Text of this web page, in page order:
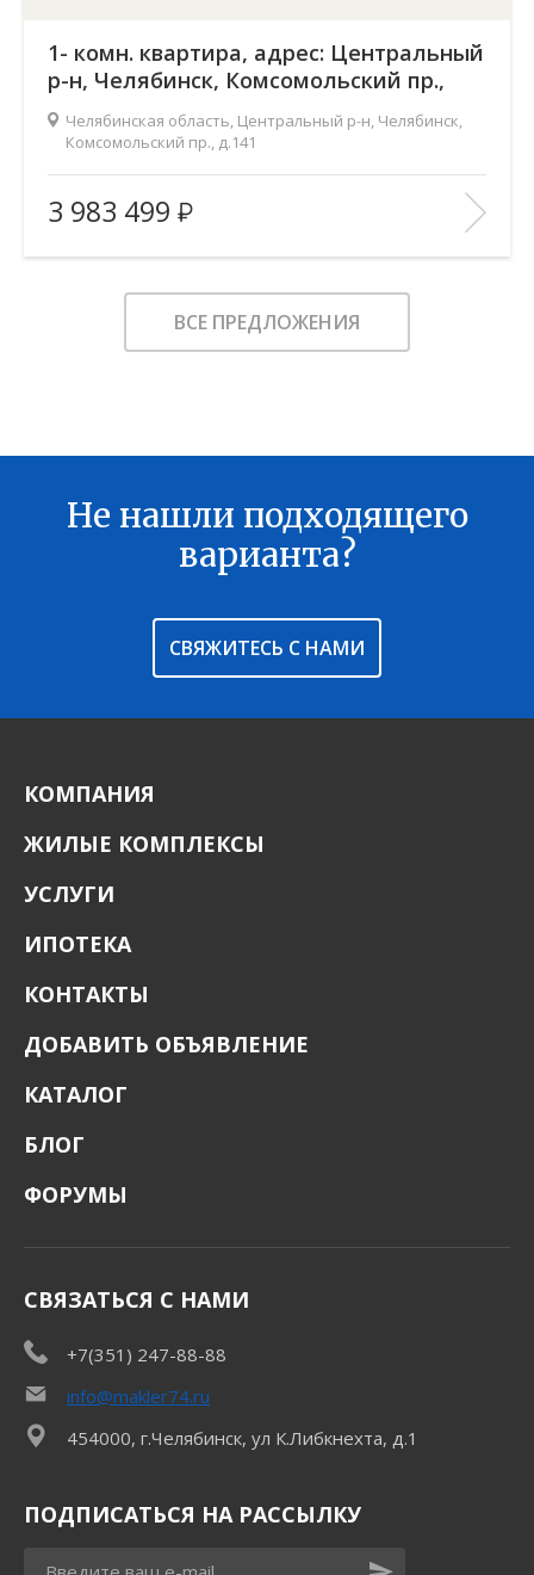
1- комн. квартира, адрес: Центральный
р-н, Челябинск, Комсомольский пр.,
д.141Челябинская область, Центральный р-н, Челябинск,
Комсомольский пр., д.141
Жилой комплекс:
Ньютон
Количество комнат:
1
Общая площадь:
50.7 м
В ИЗБРАННОЕ
3 983 499
ВСЕ ПРЕДЛОЖЕНИЯ
Не нашли подходящего
варианта?
СВЯЖИТЕСЬ С НАМИ
КОМПАНИЯ
ЖИЛЫЕ КОМПЛЕКСЫ
УСЛУГИ
ИПОТЕКА
КОНТАКТЫ
ДОБАВИТЬ ОБЪЯВЛЕНИЕ
КАТАЛОГ
БЛОГ
ФОРУМЫ
СВЯЗАТЬСЯ С НАМИ
+7(351) 247-88-88
info@makler74.ru
454000, г.Челябинск, ул К.Либкнехта, д.1
ПОДПИСАТЬСЯ НА РАССЫЛКУ